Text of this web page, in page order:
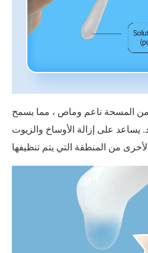
المسحة ناعم وماص ، مما يسمح
يساعد على إزالة الأوساخ والزيوت